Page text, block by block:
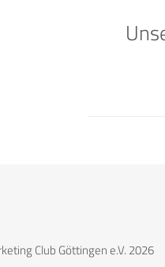
Club Göttingen e.V. 2026